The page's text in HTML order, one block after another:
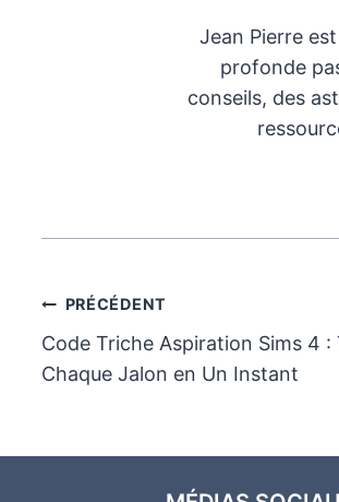
Jean Pierre
profonde
conseils, des
Navigation
de
PRÉCÉDENT
Code Triche Aspiration Sims 4 :
Chaque Jalon en Un Instant